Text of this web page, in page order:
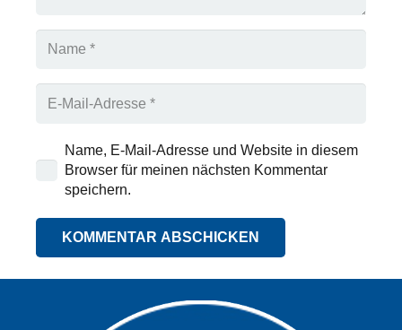
Name, E-Mail-Adresse und Website in diesem
Browser für meinen nächsten Kommentar
speichern.
KOMMENTAR ABSCHICKEN